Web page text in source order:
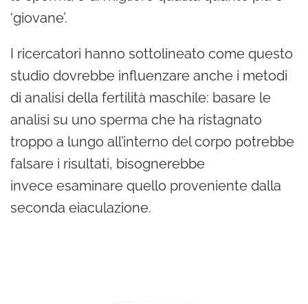
‘giovane’.
I ricercatori hanno sottolineato come questo
studio dovrebbe influenzare anche i metodi
di analisi della fertilità maschile: basare le
analisi su uno sperma che ha ristagnato
troppo a lungo all’interno del corpo potrebbe
falsare i risultati, bisognerebbe
invece esaminare quello proveniente dalla
seconda eiaculazione.